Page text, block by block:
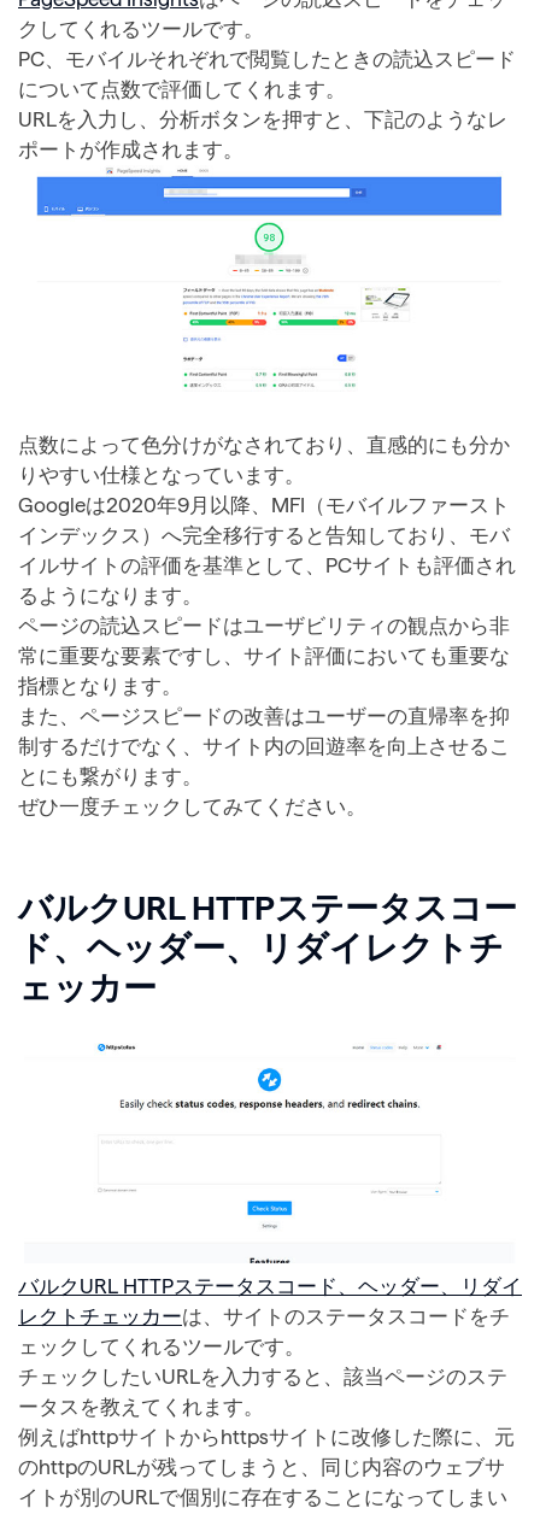
クしてくれるツールです。
PC、モバイルそれぞれで閲覧したときの読込スピード
について点数で評価してくれます。
URLを入力し、分析ボタンを押すと、下記のようなレ
ポートが作成されます。
点数によって色分けがなされており、直感的にも分か
りやすい仕様となっています。
Googleは2020年9月以降、MFI（モバイルファースト
インデックス）へ完全移行すると告知しており、モバ
イルサイトの評価を基準として、PCサイトも評価され
るようになります。
ページの読込スピードはユーザビリティの観点から非
常に重要な要素ですし、サイト評価においても重要な
指標となります。
また、ページスピードの改善はユーザーの直帰率を抑
制するだけでなく、サイト内の回遊率を向上させるこ
とにも繋がります。
ぜひ一度チェックしてみてください。
バルクURL HTTPステータスコー
ド、ヘッダー、リダイレクトチ
ェッカー
バルクURL HTTPステータスコード、ヘッダー、リダイ
レクトチェッカーは、サイトのステータスコードをチ
ェックしてくれるツールです。
チェックしたいURLを入力すると、該当ページのステ
ータスを教えてくれます。
例えばhttpサイトからhttpsサイトに改修した際に、元
のhttpのURLが残ってしまうと、同じ内容のウェブサ
イトが別のURLで個別に存在することになってしまい